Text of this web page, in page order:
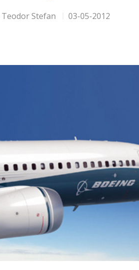
Teodor Stefan 03-05-2012